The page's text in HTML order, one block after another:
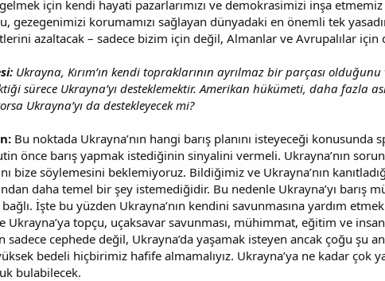
için kendi hayati pazarlarımızı ve demokrasimizi inşa
gezegenimizi korumamızı sağlayan dünyadaki en önemli tek
azaltacak – sadece bizim için değil, Almanlar ve Avrupalılar için
Ukrayna, Kırım’ın kendi topraklarının ayrılmaz bir parçası
sürece Ukrayna’yı desteklemektir. Amerikan hükümeti, daha fazla
Ukrayna’yı da destekleyecek mi?
Bu noktada Ukrayna’nın hangi barış planını isteyeceği
önce barış yapmak istediğinin sinyalini vermeli. Ukrayna’nın
bize söylemesini beklemiyoruz. Bildiğimiz ve Ukrayna’nın
daha temel bir şey istemediğidir. Bu nedenle Ukrayna’yı barış
bağlı. İşte bu yüzden Ukrayna’nın kendini savunmasına yardım
Ukrayna’ya topçu, uçaksavar savunması, mühimmat, eğitim ve
sadece cephede değil, Ukrayna’da yaşamak isteyen ancak çoğu şu
bedeli hiçbirimiz hafife almamalıyız. Ukrayna’ya ne kadar çok
bulabilecek.